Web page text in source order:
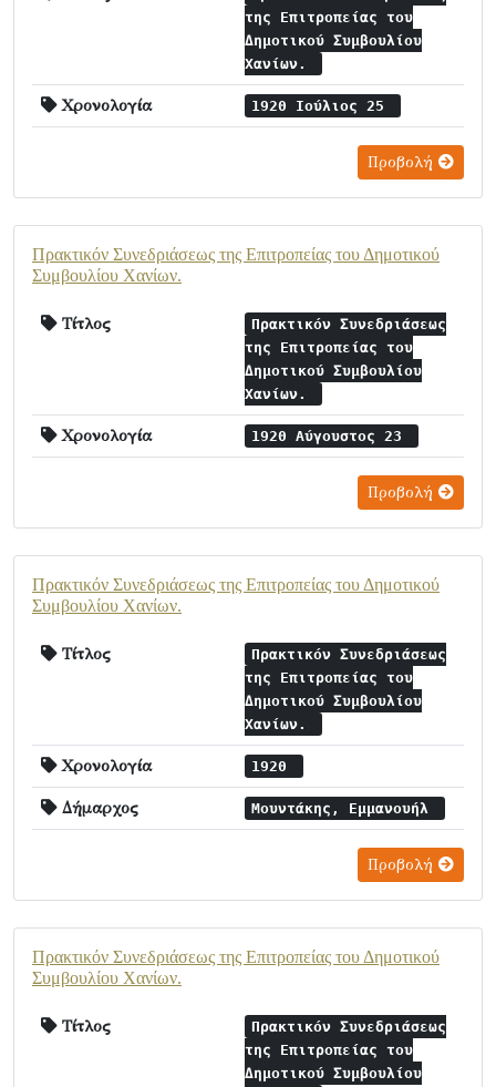
της Επιτροπείας του
Δημοτικού Συμβουλίου
Χανίων.
Χρονολογία 1920 Ιούλιος 25
Προβολή
Πρακτικόν Συνεδριάσεως της Επιτροπείας του Δημοτικού
Συμβουλίου Χανίων.
Τίτλος
Πρακτικόν Συνεδριάσεως
της Επιτροπείας του
Δημοτικού Συμβουλίου
Χανίων.
Χρονολογία 1920 Αύγουστος 23
Προβολή
Πρακτικόν Συνεδριάσεως της Επιτροπείας του Δημοτικού
Συμβουλίου Χανίων.
Τίτλος
Πρακτικόν Συνεδριάσεως
της Επιτροπείας του
Δημοτικού Συμβουλίου
Χανίων.
Χρονολογία 1920
Δήμαρχος Μουντάκης, Εμμανουήλ
Προβολή
Πρακτικόν Συνεδριάσεως της Επιτροπείας του Δημοτικού
Συμβουλίου Χανίων.
Τίτλος
Πρακτικόν Συνεδριάσεως
της Επιτροπείας του
Δημοτικού Συμβουλίου